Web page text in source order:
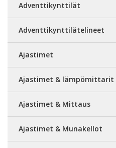
Adventtikynttilät
Adventtikynttilätelineet
Ajastimet
Ajastimet & lämpömittarit
Ajastimet & Mittaus
Ajastimet & Munakellot